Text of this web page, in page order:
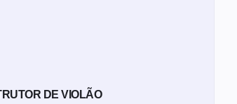
DE VIOLÃO